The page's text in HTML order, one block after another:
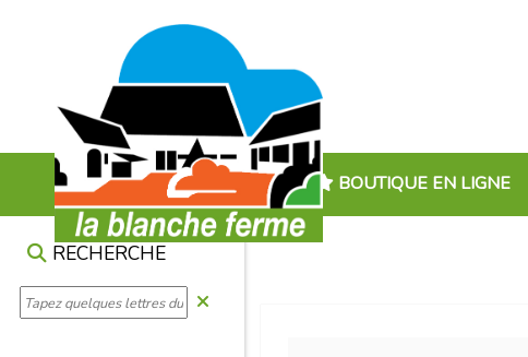
BOUTIQUE EN LIGNE
RECHERCHE